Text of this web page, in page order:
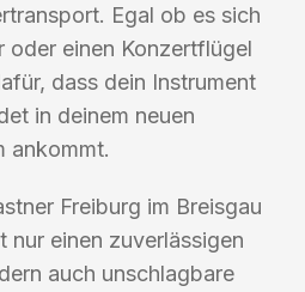
Egal ob es sich
oder einen Konzertflügel
dass dein Instrument
in deinem neuen
ankommt.
Freiburg im Breisgau
nur einen zuverlässigen
auch unschlagbare